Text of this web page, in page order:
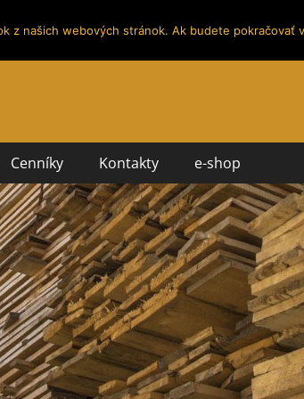
Cenníky Kontakty e-shop
z našich webových stránok. Ak budete